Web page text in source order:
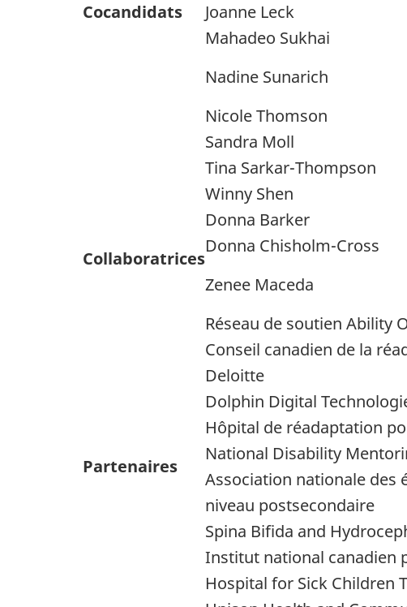
Cocandidats
Joanne Leck
Mahadeo Sukhai
Nadine Sunarich
Nicole Thomson
Sandra Moll
Tina Sarkar-Thompson
Winny Shen
Collaboratrices
Donna Barker
Donna Chisholm-Cross
Zenee Maceda
Partenaires
Réseau de soutien Ability
Conseil canadien de la
Deloitte
Dolphin Digital
Hôpital de réadaptation
National Disability
Association nationale des
niveau postsecondaire
Spina Bifida and
Institut national canadien
Hospital for Sick Children